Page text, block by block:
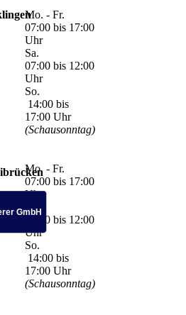
GmbH
Mo. - Fr.
07:00 bis 17:00
Uhr
Sa.
07:00 bis 12:00
Uhr
So.
14:00 bis
17:00 Uhr
(Schausonntag)
Mo. - Fr.
07:00 bis 17:00
Uhr
Sa.
07:00 bis 12:00
Uhr
So.
14:00 bis
17:00 Uhr
(Schausonntag)